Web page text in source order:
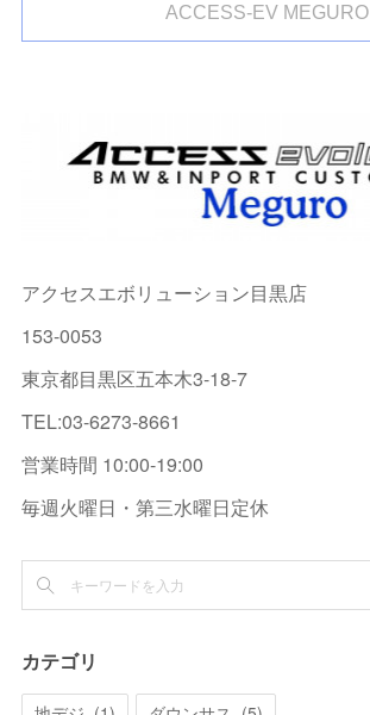
ACCESS-EV MEGURO
アクセスエボリューション目黒店
153-0053
東京都目黒区五本木3-18-7
TEL:03-6273-8661
営業時間 10:00-19:00
毎週火曜日・第三水曜日定休
カテゴリ